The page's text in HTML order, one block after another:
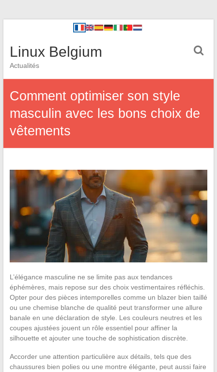
Linux Belgium
Actualités
Comment optimiser son style
masculin avec les bons choix de
vêtements
L’élégance masculine ne se limite pas aux tendances
éphémères, mais repose sur des choix vestimentaires réfléchis.
Opter pour des pièces intemporelles comme un blazer bien taillé
ou une chemise blanche de qualité peut transformer une allure
banale en une déclaration de style. Les couleurs neutres et les
coupes ajustées jouent un rôle essentiel pour affiner la
silhouette et ajouter une touche de sophistication discrète.
Accorder une attention particulière aux détails, tels que des
chaussures bien polies ou une montre élégante, peut aussi faire